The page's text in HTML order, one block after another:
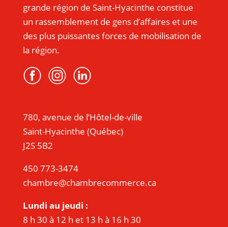
grande région de Saint-Hyacinthe constitue
un rassemblement de gens d’affaires et une
des plus puissantes forces de mobilisation de
la région.
780, avenue de l’Hôtel-de-ville
Saint-Hyacinthe (Québec)
J2S 5B2
450 773-3474
chambre@chambrecommerce.ca
Lundi au jeudi :
8 h 30 à 12 h et 13 h à 16 h 30